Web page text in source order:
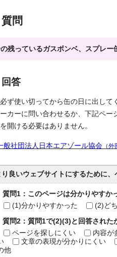
質問
残っているガスボンベ、スプレー
回答
ず使い切ってから缶の日に出して
カーに問い合わせるか、下記ペー
開ける必要はありません。
般社団法人日本エアゾール協会 （
り良いウェブサイトにするために、
質問1：このページは分かりやすか
(1)分かりやすかった
(2)ど
質問2：質問1で(2)(3)と回答された
ページを探しにくい
内容が
文章の表現が分かりにくい
他